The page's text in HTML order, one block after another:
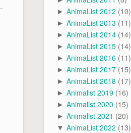
► AnimaList 2012 (10)
► AnimaList 2013 (11)
► AnimaList 2014(14)
► AnimaList 2015(14)
► AnimaList 2016(11)
► AnimaList 2017(15)
► AnimaList 2018 (17)
► Animalist 2019(16)
► Animalist 2020 (15)
► Animalist 2021 (20)
▼ AnimaList 2022 (13)